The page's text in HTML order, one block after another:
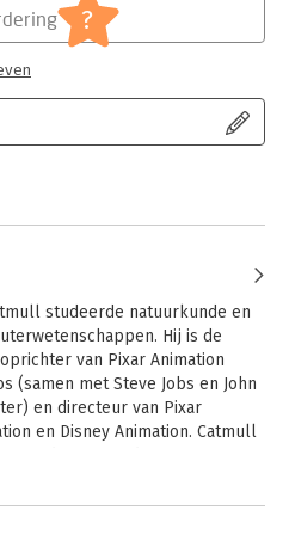
?
studeerde natuurkunde en
Hij is de
van Pixar Animation
(samen met Steve Jobs en John
en directeur van Pixar
en Disney Animation. Catmull
Ed Catmull